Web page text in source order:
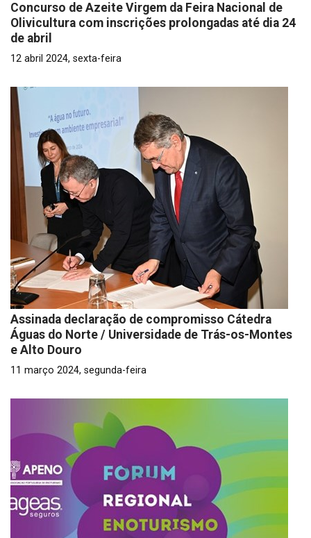
Concurso de Azeite Virgem da Feira Nacional de
Olivicultura com inscrições prolongadas até dia 24
de abril
12 abril 2024, sexta-feira
Assinada declaração de compromisso Cátedra
Águas do Norte / Universidade de Trás-os-Montes
e Alto Douro
11 março 2024, segunda-feira